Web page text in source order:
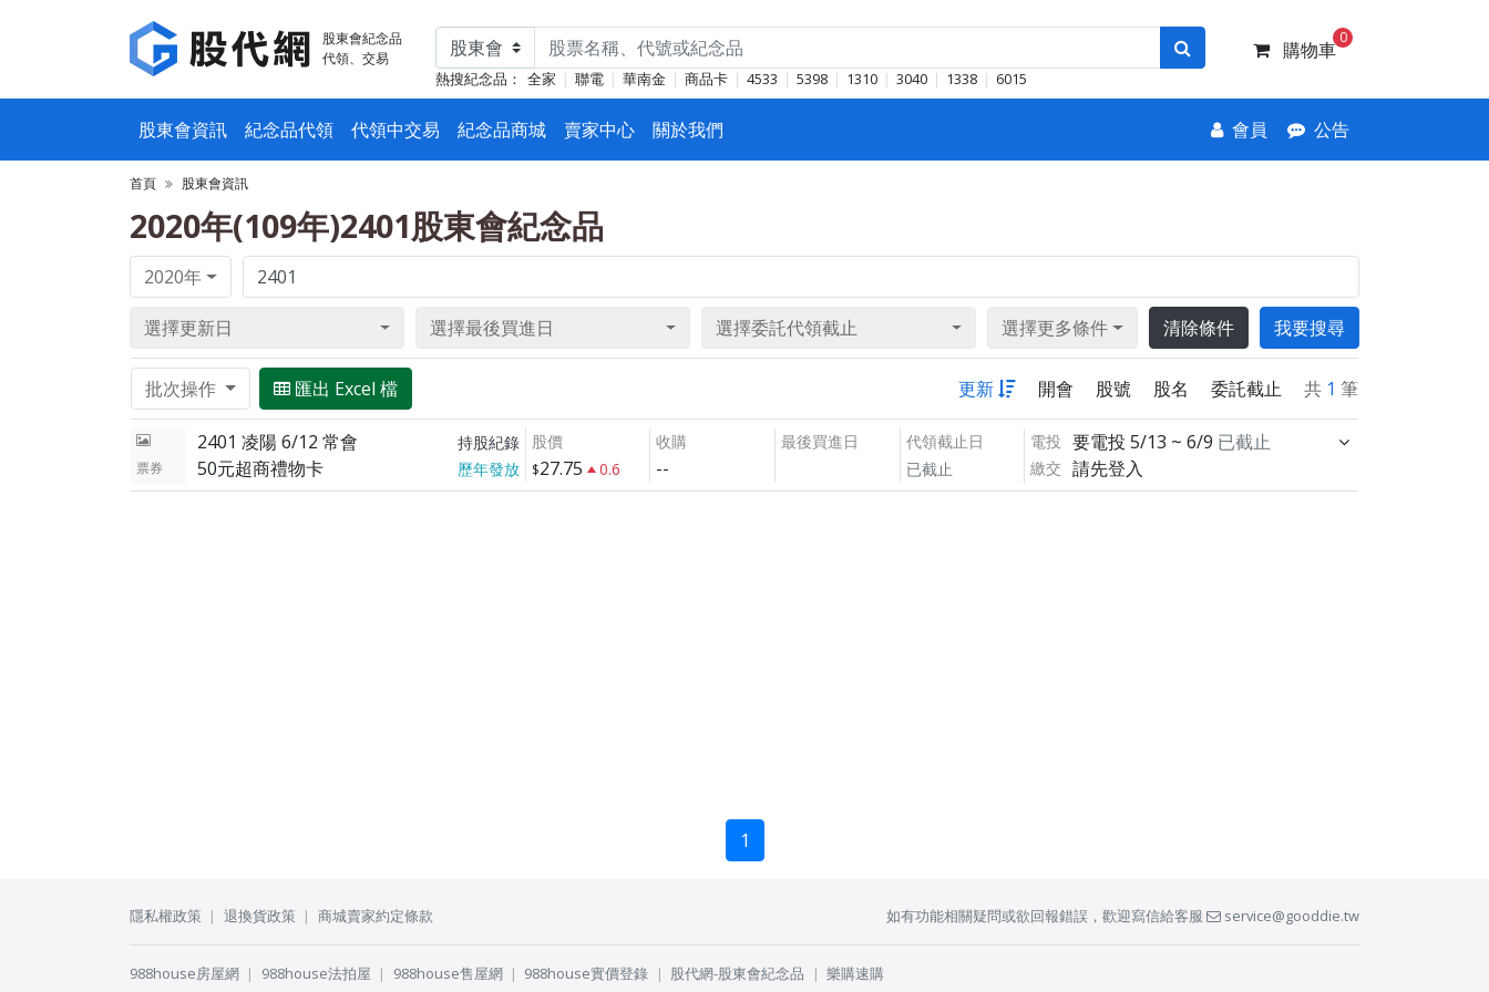
股東會紀念品
代領、交易
熱搜紀念品： 全家 聯電 華南金 商品卡 4533 5398 1310 3040 1338 6015
購物車
0
股東會資訊 紀念品代領 代領中交易 紀念品商城 賣家中心 關於我們 會員 公告
首頁 股東會資訊
2020年(109年)2401股東會紀念品
2020年
選擇更新日 選擇最後買進日 選擇委託代領截止 選擇更多條件 清除條件 我要搜尋
批次操作 匯出 Excel 檔 更新 開會 股號 股名 委託截止 共 1 筆
票券
2401 凌陽 6/12 常會 持股紀錄
50元超商禮物卡 歷年發放
股價
27.75 0.6
收購
--
最後買進日
代領截止日
已截止
電投 要電投 5/13 ~ 6/9 已截止
繳交 請先登入
1
隱私權政策 退換貨政策 商城賣家約定條款 如有功能相關疑問或欲回報錯誤，歡迎寫信給客服 service@gooddie.tw
988house房屋網 988house法拍屋 988house售屋網 988house實價登錄 股代網-股東會紀念品 樂購速購